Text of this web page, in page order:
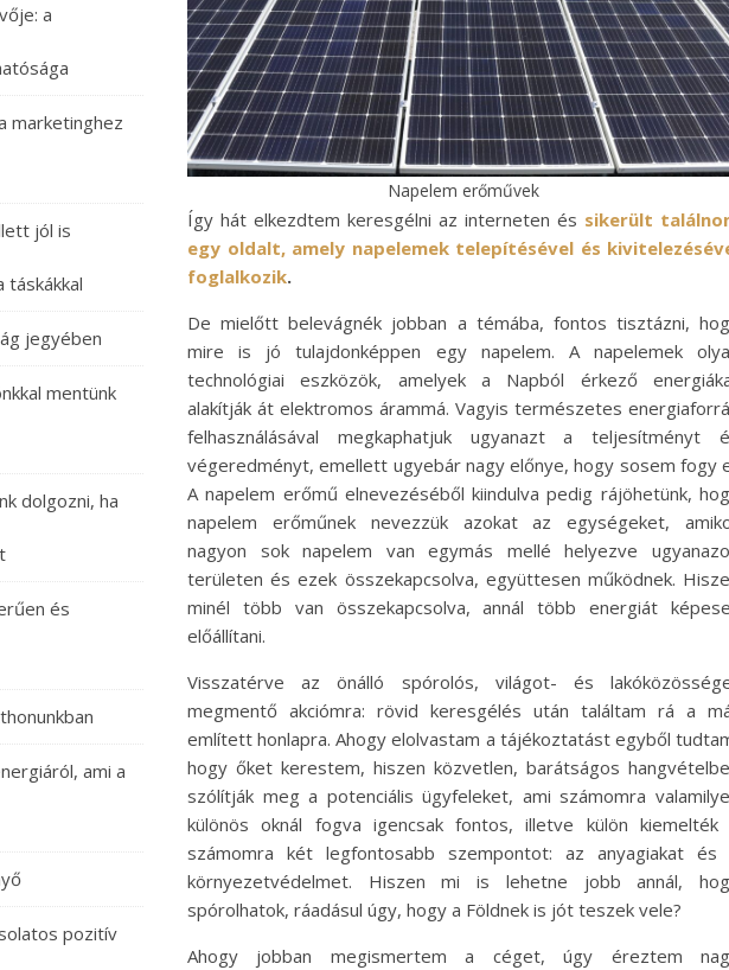
a
marketinghez
jól is
táskákkal
jegyében
mentünk
dolgozni, ha
és
ami a
pozitív
Napelem erőművek
Így hát elkezdtem keresgélni az interneten és sikerült
egy oldalt, amely napelemek telepítésével és
foglalkozik.
De mielőtt belevágnék jobban a témába, fontos tisztázni,
mire is jó tulajdonképpen egy napelem. A napelemek
technológiai eszközök, amelyek a Napból érkező
alakítják át elektromos árammá. Vagyis természetes
felhasználásával megkaphatjuk ugyanazt a teljesítményt
végeredményt, emellett ugyebár nagy előnye, hogy sosem fogy
A napelem erőmű elnevezéséből kiindulva pedig rájöhetünk,
napelem erőműnek nevezzük azokat az egységeket,
nagyon sok napelem van egymás mellé helyezve
területen és ezek összekapcsolva, együttesen működnek.
minél több van összekapcsolva, annál több energiát
előállítani.
Visszatérve az önálló spórolós, világot- és
megmentő akciómra: rövid keresgélés után találtam rá a
említett honlapra. Ahogy elolvastam a tájékoztatást egyből
hogy őket kerestem, hiszen közvetlen, barátságos
szólítják meg a potenciális ügyfeleket, ami számomra
különös oknál fogva igencsak fontos, illetve külön kiemelték
számomra két legfontosabb szempontot: az anyagiakat és
környezetvédelmet. Hiszen mi is lehetne jobb annál,
spórolhatok, ráadásul úgy, hogy a Földnek is jót teszek vele?
Ahogy jobban megismertem a céget, úgy éreztem